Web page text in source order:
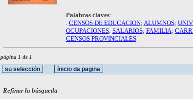
Palabras claves:
CENSOS DE EDUCACION; ALUMNOS;
OCUPACIONES; SALARIOS; FAMILIA;
CENSOS PROVINCIALES
página 1 de 1
Refinar la búsqueda